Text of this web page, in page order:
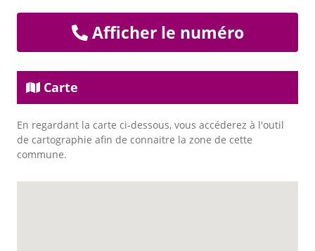
Afficher le numéro
Carte
En regardant la carte ci-dessous, vous accéderez à l'outil
de cartographie afin de connaitre la zone de cette
commune.